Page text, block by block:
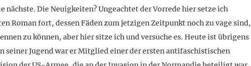
nächste. Die Neuigkeiten? Ungeachtet der Vorrede hier setze ich
Roman fort, dessen Fäden zum jetzigen Zeitpunkt noch zu vage sind,
zu können, aber hier sitze ich und versuche es. Heute ist übrigens
seiner Jugend war er Mitglied einer der ersten antifaschistischen